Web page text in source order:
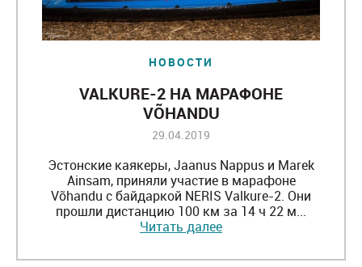
НОВОСТИ
VALKURE-2 НА МАРАФОНЕ
VÕHANDU
29.04.2019
Эстонские каякеры, Jaanus Nappus и Marek
Ainsam, приняли участие в марафоне
Võhandu с байдаркой NERIS Valkure-2. Они
прошли дистанцию 100 км за 14 ч 22 м...
Читать далее